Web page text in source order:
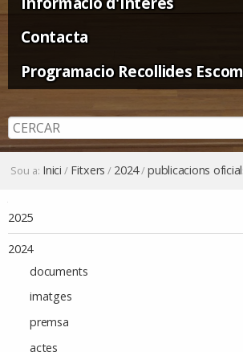
Contacta
Programacio Recollides
Sou a: Inici / Fitxers / 2024/publicacions
2025
2024
documents
imatges
premsa
actes